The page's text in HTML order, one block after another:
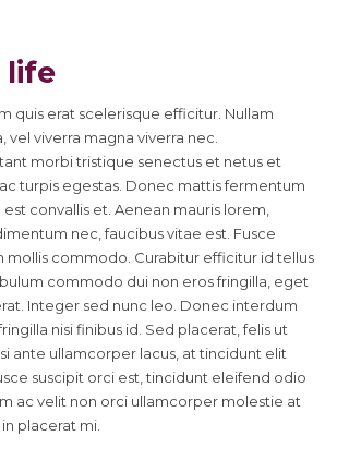
life
quis erat scelerisque efficitur. Nullam
vel viverra magna viverra nec.
morbi tristique senectus et netus et
turpis egestas. Donec mattis fermentum
convallis et. Aenean mauris lorem,
nec, faucibus vitae est. Fusce
mollis commodo. Curabitur efficitur id tellus
commodo dui non eros fringilla, eget
Integer sed nunc leo. Donec interdum
nisi finibus id. Sed placerat, felis ut
ante ullamcorper lacus, at tincidunt elit
suscipit orci est, tincidunt eleifend odio
ac velit non orci ullamcorper molestie at
placerat mi.